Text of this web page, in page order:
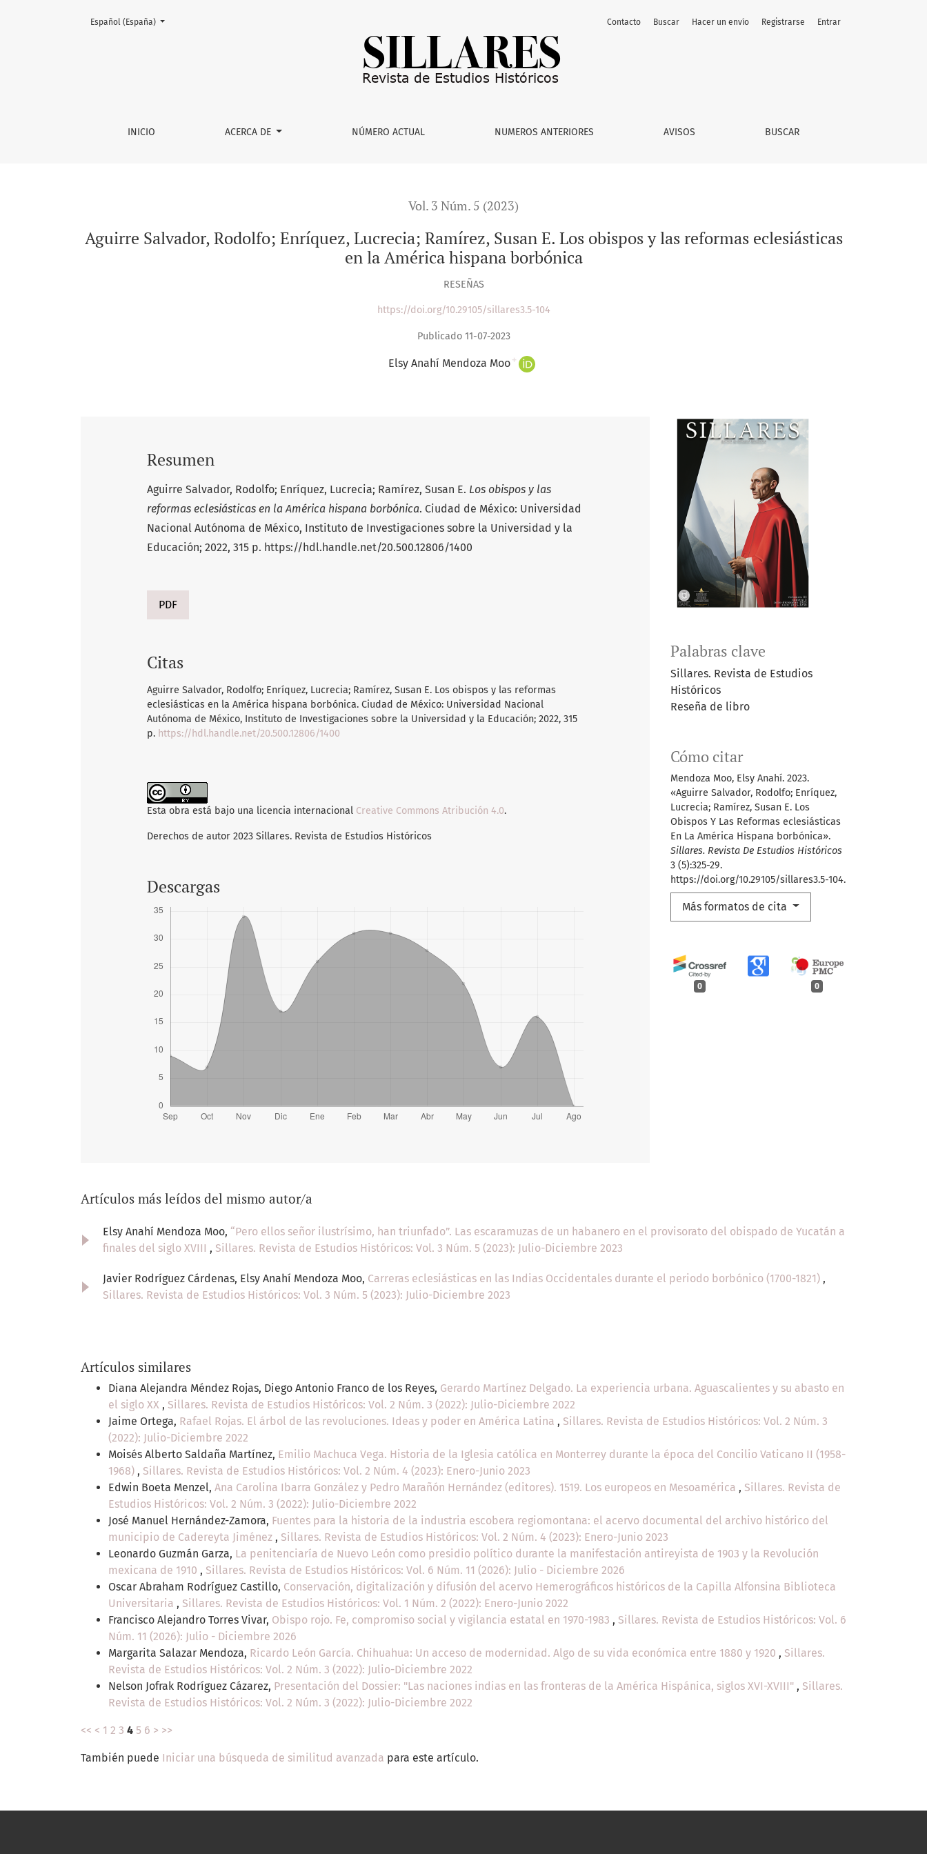
Aguirre Salvador, Rodolfo; Enríquez, Lucrecia; Ramírez, Susan E. Los obispos y las reformas eclesiásticas en la América hispana borbónica
INICIO ACERCA DE NÚMERO ACTUAL NUMEROS ANTERIORES AVISOS BUSCAR
Contacto Buscar Hacer un envío Registrarse Entrar
Cambiar el idioma. El actual es:
Español (España)
Vol. 3 Núm. 5 (2023)
Aguirre Salvador, Rodolfo; Enríquez, Lucrecia; Ramírez, Susan E. Los obispos y las reformas eclesiásticas
en la América hispana borbónica
RESEÑAS
https://doi.org/10.29105/sillares3.5-104
Publicado 11-07-2023
Elsy Anahí Mendoza Moo +
Palabras clave
Sillares. Revista de Estudios
Históricos
Reseña de libro
Cómo citar
Mendoza Moo, Elsy Anahí. 2023.
«Aguirre Salvador, Rodolfo; Enríquez,
Lucrecia; Ramírez, Susan E. Los
Obispos Y Las Reformas eclesiásticas
En La América Hispana borbónica».
Sillares. Revista De Estudios Históricos
3 (5):325-29.
https://doi.org/10.29105/sillares3.5-104.
Más formatos de cita
0 0
Resumen
Aguirre Salvador, Rodolfo; Enríquez, Lucrecia; Ramírez, Susan E. Los obispos y las
reformas eclesiásticas en la América hispana borbónica. Ciudad de México: Universidad
Nacional Autónoma de México, Instituto de Investigaciones sobre la Universidad y la
Educación; 2022, 315 p. https://hdl.handle.net/20.500.12806/1400
PDF
Citas
Aguirre Salvador, Rodolfo; Enríquez, Lucrecia; Ramírez, Susan E. Los obispos y las reformas
eclesiásticas en la América hispana borbónica. Ciudad de México: Universidad Nacional
Autónoma de México, Instituto de Investigaciones sobre la Universidad y la Educación; 2022, 315
p. https://hdl.handle.net/20.500.12806/1400
Esta obra está bajo una licencia internacional Creative Commons Atribución 4.0.
Derechos de autor 2023 Sillares. Revista de Estudios Históricos
Descargas
Artículos más leídos del mismo autor/a
Elsy Anahí Mendoza Moo, “Pero ellos señor ilustrísimo, han triunfado”. Las escaramuzas de un habanero en el provisorato del obispado de Yucatán a
finales del siglo XVIII , Sillares. Revista de Estudios Históricos: Vol. 3 Núm. 5 (2023): Julio-Diciembre 2023
Javier Rodríguez Cárdenas, Elsy Anahí Mendoza Moo, Carreras eclesiásticas en las Indias Occidentales durante el periodo borbónico (1700-1821) ,
Sillares. Revista de Estudios Históricos: Vol. 3 Núm. 5 (2023): Julio-Diciembre 2023
Artículos similares
Diana Alejandra Méndez Rojas, Diego Antonio Franco de los Reyes, Gerardo Martínez Delgado. La experiencia urbana. Aguascalientes y su abasto en
el siglo XX , Sillares. Revista de Estudios Históricos: Vol. 2 Núm. 3 (2022): Julio-Diciembre 2022
Jaime Ortega, Rafael Rojas. El árbol de las revoluciones. Ideas y poder en América Latina , Sillares. Revista de Estudios Históricos: Vol. 2 Núm. 3
(2022): Julio-Diciembre 2022
Moisés Alberto Saldaña Martínez, Emilio Machuca Vega. Historia de la Iglesia católica en Monterrey durante la época del Concilio Vaticano II (1958-
1968) , Sillares. Revista de Estudios Históricos: Vol. 2 Núm. 4 (2023): Enero-Junio 2023
Edwin Boeta Menzel, Ana Carolina Ibarra González y Pedro Marañón Hernández (editores). 1519. Los europeos en Mesoamérica , Sillares. Revista de
Estudios Históricos: Vol. 2 Núm. 3 (2022): Julio-Diciembre 2022
José Manuel Hernández-Zamora, Fuentes para la historia de la industria escobera regiomontana: el acervo documental del archivo histórico del
municipio de Cadereyta Jiménez , Sillares. Revista de Estudios Históricos: Vol. 2 Núm. 4 (2023): Enero-Junio 2023
Leonardo Guzmán Garza, La penitenciaría de Nuevo León como presidio político durante la manifestación antireyista de 1903 y la Revolución
mexicana de 1910 , Sillares. Revista de Estudios Históricos: Vol. 6 Núm. 11 (2026): Julio - Diciembre 2026
Oscar Abraham Rodríguez Castillo, Conservación, digitalización y difusión del acervo Hemerográficos históricos de la Capilla Alfonsina Biblioteca
Universitaria , Sillares. Revista de Estudios Históricos: Vol. 1 Núm. 2 (2022): Enero-Junio 2022
Francisco Alejandro Torres Vivar, Obispo rojo. Fe, compromiso social y vigilancia estatal en 1970-1983 , Sillares. Revista de Estudios Históricos: Vol. 6
Núm. 11 (2026): Julio - Diciembre 2026
Margarita Salazar Mendoza, Ricardo León García. Chihuahua: Un acceso de modernidad. Algo de su vida económica entre 1880 y 1920 , Sillares.
Revista de Estudios Históricos: Vol. 2 Núm. 3 (2022): Julio-Diciembre 2022
Nelson Jofrak Rodríguez Cázarez, Presentación del Dossier: "Las naciones indias en las fronteras de la América Hispánica, siglos XVI-XVIII" , Sillares.
Revista de Estudios Históricos: Vol. 2 Núm. 3 (2022): Julio-Diciembre 2022
<< < 1 2 3 4 5 6 > >>
También puede Iniciar una búsqueda de similitud avanzada para este artículo.